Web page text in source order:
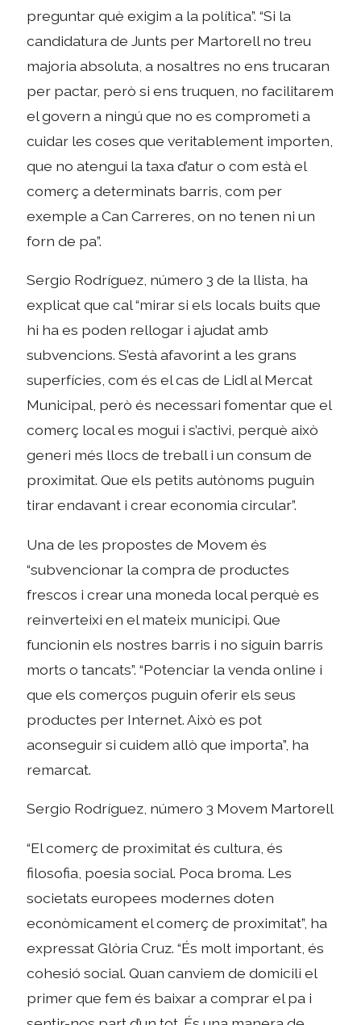
preguntar què exigim a la política”. “Si la
candidatura de Junts per Martorell no treu
majoria absoluta, a nosaltres no ens trucaran
per pactar, però si ens truquen, no facilitarem
el govern a ningú que no es comprometi a
cuidar les coses que veritablement importen,
que no atengui la taxa d’atur o com està el
comerç a determinats barris, com per
exemple a Can Carreres, on no tenen ni un
forn de pa”.
Sergio Rodríguez, número 3 de la llista, ha
explicat que cal “mirar si els locals buits que
hi ha es poden rellogar i ajudat amb
subvencions. S’està afavorint a les grans
superfícies, com és el cas de Lidl al Mercat
Municipal, però és necessari fomentar que el
comerç local es mogui i s’activi, perquè això
generi més llocs de treball i un consum de
proximitat. Que els petits autònoms puguin
tirar endavant i crear economia circular”.
Una de les propostes de Movem és
“subvencionar la compra de productes
frescos i crear una moneda local perquè es
reinverteixi en el mateix municipi. Que
funcionin els nostres barris i no siguin barris
morts o tancats”. “Potenciar la venda online i
que els comerços puguin oferir els seus
productes per Internet. Això es pot
aconseguir si cuidem allò que importa”, ha
remarcat.
Sergio Rodríguez, número 3 Movem Martorell
“El comerç de proximitat és cultura, és
filosofia, poesia social. Poca broma. Les
societats europees modernes doten
econòmicament el comerç de proximitat”, ha
expressat Glòria Cruz. “És molt important, és
cohesió social. Quan canviem de domicili el
primer que fem és baixar a comprar el pa i